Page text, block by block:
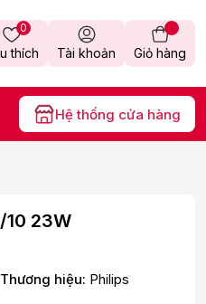
thích
0
Tài khoản Giỏ hàng
Hệ thống cửa hàng
23W
Thương hiệu: Philips